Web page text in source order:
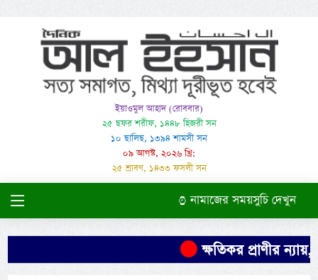
ইয়াওমুল আহাদ (রোববার)
২৫ ছফর শরীফ, ১৪৪৮ হিজরী সন
১০ ছালিছ, ১৩৯৪ শামসী সন
০৯ আগস্ট, ২০২৬ খ্রি:
২৫ শ্রাবণ, ১৪৩৩ ফসলী সন
নামাজের সময়সুচি দেখুন
ক্ষতিকর প্রাণীর